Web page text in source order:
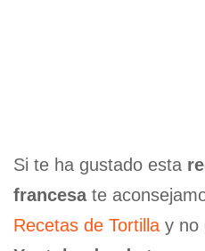
Si te ha gustado esta
francesate
Recetas de Tortilla y no